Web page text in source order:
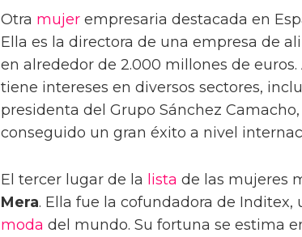
Otra mujer empresaria destacada en
Ella es la directora de una empresa de
en alrededor de 2.000 millones de
tiene intereses en diversos sectores,
presidenta del Grupo Sánchez Camacho,
conseguido un gran éxito a nivel
El tercer lugar de la lista de las mujeres
Mera. Ella fue la cofundadora de
moda del mundo. Su fortuna se estima